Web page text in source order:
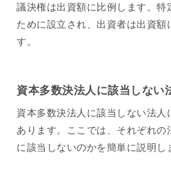
議決権は出資額に比例します。特
ために設立され、出資者は出資額
す。
資本多数決法人に該当しない
資本多数決法人に該当しない法
あります。ここでは、それぞれの
に該当しないのかを簡単に説明し